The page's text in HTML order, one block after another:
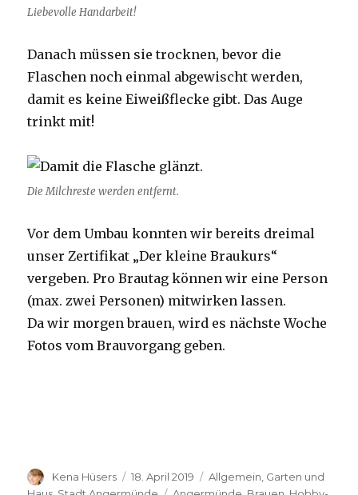
Liebevolle Handarbeit!
Danach müssen sie trocknen, bevor die
Flaschen noch einmal abgewischt werden,
damit es keine Eiweißflecke gibt. Das Auge
trinkt mit!
Die Milchreste werden entfernt.
Vor dem Umbau konnten wir bereits dreimal
unser Zertifikat „Der kleine Braukurs“
vergeben. Pro Brautag können wir eine Person
(max. zwei Personen) mitwirken lassen.
Da wir morgen brauen, wird es nächste Woche
Fotos vom Brauvorgang geben.
Autor
Kena Hüsers
Veröffentlicht
18. April 2019 Kategorien
Allgemein, Garten und